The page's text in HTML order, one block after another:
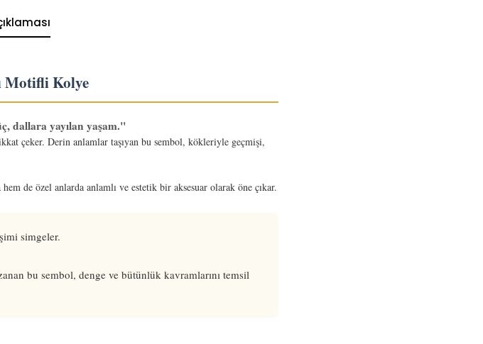
Motifli Kolye
dallara yayılan yaşam."
çeker. Derin anlamlar taşıyan bu sembol, kökleriyle geçmişi,
de özel anlarda anlamlı ve estetik bir aksesuar olarak öne çıkar.
simgeler.
bu sembol, denge ve bütünlük kavramlarını temsil